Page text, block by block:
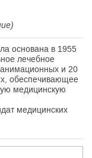
основана в 1955
лечебное
и 20
обеспечивающее
медицинскую
медицинских